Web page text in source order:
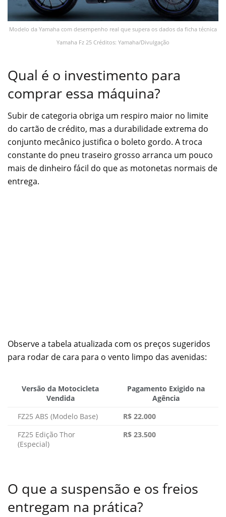
Modelo da Yamaha com desempenho real que supera os dados da ficha técnica
Yamaha Fz 25 Créditos: Yamaha/Divulgação
Qual é o investimento para
comprar essa máquina?
Subir de categoria obriga um respiro maior no limite
do cartão de crédito, mas a durabilidade extrema do
conjunto mecânico justifica o boleto gordo. A troca
constante do pneu traseiro grosso arranca um pouco
mais de dinheiro fácil do que as motonetas normais de
entrega.
Observe a tabela atualizada com os preços sugeridos
para rodar de cara para o vento limpo das avenidas:
Versão da Motocicleta
Vendida
Pagamento Exigido na
Agência
FZ25 ABS (Modelo Base)
R$ 22.000
FZ25 Edição Thor
(Especial)
R$ 23.500
O que a suspensão e os freios
entregam na prática?